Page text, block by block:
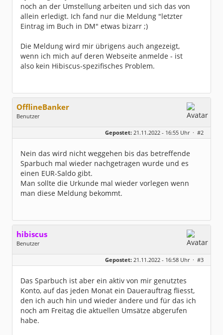
noch an der Umstellung arbeiten und sich das von
allein erledigt. Ich fand nur die Meldung "letzter
Eintrag im Buch in DM" etwas bizarr ;)
Die Meldung wird mir übrigens auch angezeigt,
wenn ich mich auf deren Webseite anmelde - ist
also kein Hibiscus-spezifisches Problem.
OfflineBanker
Benutzer
Dabei seit:
04 / 2012
Gepostet: 21.11.2022 - 16:55 Uhr · #2
Nein das wird nicht weggehen bis das betreffende
Sparbuch mal wieder nachgetragen wurde und es
einen EUR-Saldo gibt.
Man sollte die Urkunde mal wieder vorlegen wenn
man diese Meldung bekommt.
hibiscus
Benutzer
Geschlecht:
keine Angabe
Homepage:
willuhn.de/
Dabei seit:
03 / 2005
Gepostet: 21.11.2022 - 16:58 Uhr · #3
Das Sparbuch ist aber ein aktiv von mir genutztes
Konto, auf das jeden Monat ein Dauerauftrag fliesst,
den ich auch hin und wieder ändere und für das ich
noch am Freitag die aktuellen Umsätze abgerufen
habe.